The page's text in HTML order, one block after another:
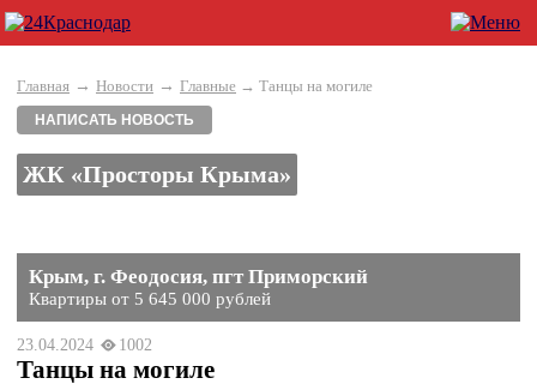
Главная → Новости → Главные → Танцы на могиле
НАПИСАТЬ НОВОСТЬ
ЖК «Просторы Крыма»
Крым, г. Феодосия, пгт Приморский
Квартиры от 5 645 000 рублей
23.04.2024 1002
Танцы на могиле